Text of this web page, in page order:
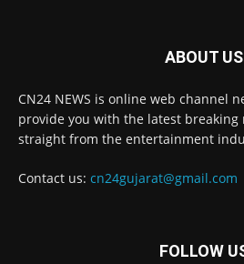
ABOUT US
CN24 NEWS is online web channel
provide you with the latest breaking
straight from the entertainment
Contact us: cn24gujarat@gmail.com
FOLLOW